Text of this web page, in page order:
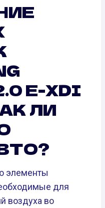
E-XDI
ЛИ
элементы
для
воздуха во